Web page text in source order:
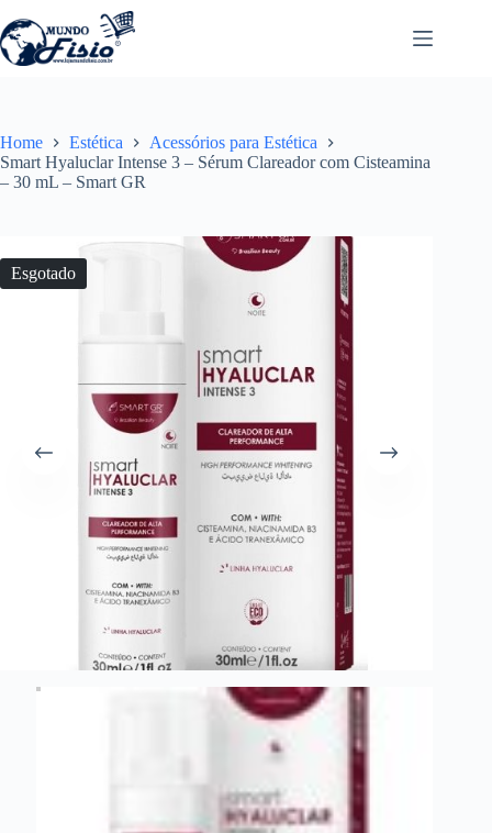
para
o
conteúdo
Home Estética
Acessórios para Estética
Smart Hyaluclar Intense 3 – Sérum Clareador com Cisteamina
– 30 mL – Smart GR
Esgotado